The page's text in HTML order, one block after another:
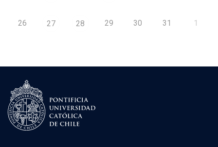
26 27 28 29 30 31 1